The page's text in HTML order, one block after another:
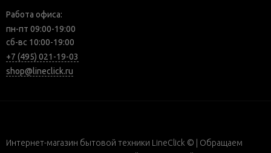
Работа офиса:
пн-пт 09:00-19:00
сб-вс 10:00-19:00
+7 (495) 021-19-03
shop@lineclick.ru
Интернет-магазин бытовой техники LineClick © | Обращаем